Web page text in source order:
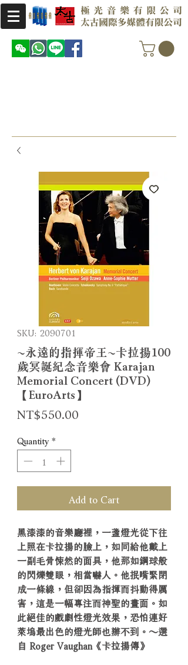
SKU: 2090701
~永遠的指揮帝王~卡拉揚100
歲冥誕紀念音樂會 Karajan
Memorial Concert (DVD)
【EuroArts】
NT$550.00
Quantity *
Add to Cart
黑漆漆的音樂廳裡，一盞燈光從下往
上照在卡拉揚的臉上，如同給他戴上
一副毛骨悚然的面具，他那如鋼球般
的閃爍雙眼，相當嚇人。他抿嘴緊閉
成一條線，但卻因為指揮而抖動得厲
害，這是一幅專注而神聖的畫面。如
此絕佳的戲劇性燈光效果，恐怕連好
萊塢最出色的燈光師也辦不到。～選
自 Roger Vaughan《卡拉揚傳》